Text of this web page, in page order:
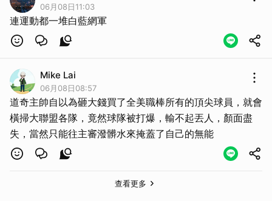
06月08日11:03
連運動都一堆白藍網軍
Mike Lai
06月08日08:57
道奇主帥自以為砸大錢買了全美職棒所有的頂尖球員，就會
橫掃大聯盟各隊，竟然球隊被打爆，輸不起丟人，顏面盡
失，當然只能往主審潑髒水來掩蓋了自己的無能
查看更多